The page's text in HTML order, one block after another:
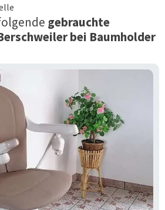
gebrauchte
bei Baumholder